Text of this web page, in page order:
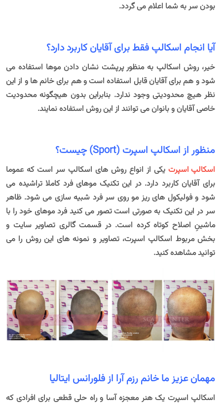
بودن سر به شما اعلام می گردد.
آیا انجام اسکالپ فقط برای آقایان کاربرد دارد؟
خیر، روش اسکالپ به منظور پرپشت نشان دادن موها استفاده می
شود و هم برای آقایان قابل استفاده است و هم برای خانم ها و از این
نظر هیچ محدودیتی وجود ندارد. بنابراین بدون هیچگونه محدودیت
خاصی آقایان و بانوان می توانند از این روش استفاده نمایند.
منظور از اسکالپ اسپرت (Sport) چیست؟
اسکالپ اسپرت یکی از انواع روش های اسکالپ سر است که عموما
برای آقایان کاربرد دارد. در این تکنیک موهای فرد کاملا تراشیده می
شود و فولیکول های ریز مو روی سر فرد شبیه سازی می شود. ظاهر
سر در این تکنیک به صورتی است تصور می کنید فرد موهای خود را با
ماشینِ اصلاح کوتاه کرده است. در قسمت گالری تصاویر سایت و
بخش مربوط اسکالپ اسپرت، تصاویر و نمونه های این روش را می
توانید مشاهده کنید.
مهمان عزیز ما خانم رزم آرا از فلورانس ایتالیا
اسکالپ اسپرت یک هنر معجزه آسا و راه حلی قطعی برای افرادی که